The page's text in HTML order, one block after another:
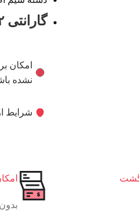
گارانتی ۱۲ ماهه نیتا تجارت ویرا
امکان
نشده
شرایط